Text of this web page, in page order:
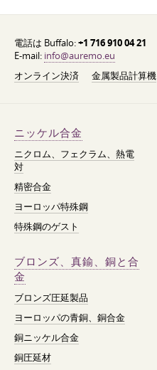
電話は Buffalo:+1 716 910 04 21
E-mail: info@auremo.eu
オンライン決済
金属製品計算機
ニッケル合金
ニクロム、フェクラム、熱電
対
精密合金
ヨーロッパ特殊鋼
特殊鋼のゲスト
ブロンズ、真鍮、銅と合
金
ブロンズ圧延製品
ヨーロッパの青銅、銅合金
銅ニッケル合金
銅圧延材